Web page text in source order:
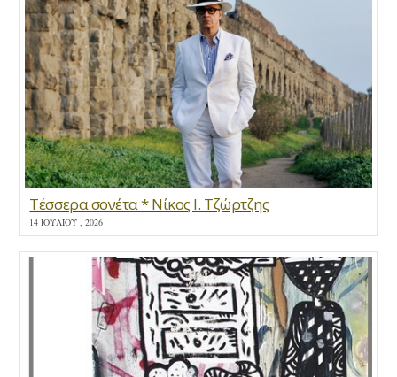
Τέσσερα σονέτα * Νίκος Ι. Τζώρτζης
14 ΙΟΥΛΊΟΥ , 2026